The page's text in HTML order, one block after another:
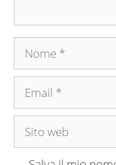
Nome
Email
Sito